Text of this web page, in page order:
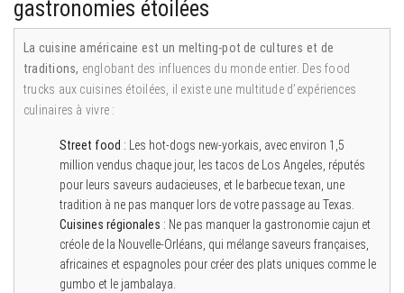
gastronomies étoilées
La cuisine américaine est un melting-pot de cultures et de
traditions, englobant des influences du monde entier. Des food
trucks aux cuisines étoilées, il existe une multitude d’expériences
culinaires à vivre :
Street food : Les hot-dogs new-yorkais, avec environ 1,5
million vendus chaque jour, les tacos de Los Angeles, réputés
pour leurs saveurs audacieuses, et le barbecue texan, une
tradition à ne pas manquer lors de votre passage au Texas.
Cuisines régionales : Ne pas manquer la gastronomie cajun et
créole de la Nouvelle-Orléans, qui mélange saveurs françaises,
africaines et espagnoles pour créer des plats uniques comme le
gumbo et le jambalaya.